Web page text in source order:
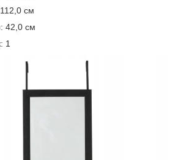
см
42,0 см
1